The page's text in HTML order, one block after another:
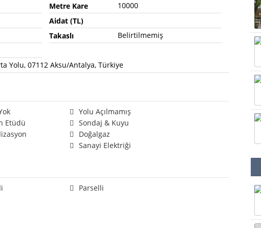
Metre Kare
10000
Aidat (TL)
Takaslı
Belirtilmemiş
Yolu, 07112 Aksu/Antalya, Türkiye
Yolu Açılmamış
Etüdü
Sondaj & Kuyu
Doğalgaz
Sanayi Elektriği
Parselli